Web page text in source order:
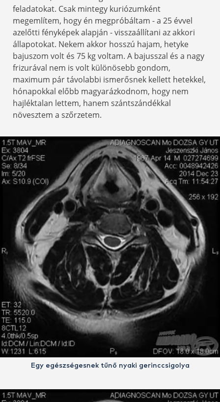
feladatokat. Csak mintegy kuriózumként
megemlítem, hogy én megpróbáltam - a 25 évvel
azelőtti fényképek alapján - visszaállítani az akkori
állapotokat. Nekem akkor hosszú hajam, hetyke
bajuszom volt és 75 kg voltam. A bajusszal és a nagy
frizurával nem is volt különösebb gondom,
maximum pár távolabbi ismerősnek kellett hetekkel,
hónapokkal előbb magyarázkodnom, hogy nem
hajléktalan lettem, hanem szántszándékkal
növesztem a szőrzetem.
Egy egészségesnek tűnő nyaki gerinccsigolya